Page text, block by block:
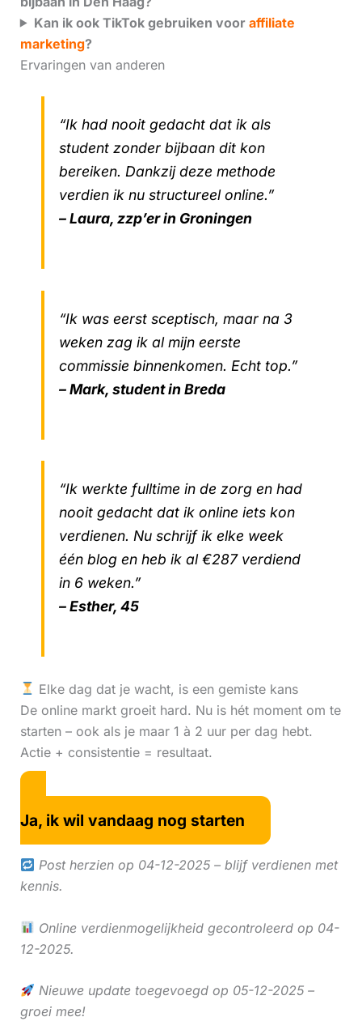
Kan ik ook TikTok gebruiken voor affiliate
marketing?
Ervaringen van anderen
“Ik had nooit gedacht dat ik als
student zonder bijbaan dit kon
bereiken. Dankzij deze methode
verdien ik nu structureel online.”
– Laura, zzp’er in Groningen
“Ik was eerst sceptisch, maar na 3
weken zag ik al mijn eerste
commissie binnenkomen. Echt top.”
– Mark, student in Breda
“Ik werkte fulltime in de zorg en had
nooit gedacht dat ik online iets kon
verdienen. Nu schrijf ik elke week
één blog en heb ik al €287 verdiend
in 6 weken.”
– Esther, 45
Elke dag dat je wacht, is een gemiste kans
De online markt groeit hard. Nu is hét moment om te
starten – ook als je maar 1 à 2 uur per dag hebt.
Actie + consistentie = resultaat.
Ja, ik wil vandaag nog starten
Post herzien op 04-12-2025 – blijf verdienen met
kennis.
Online verdienmogelijkheid gecontroleerd op 04-
12-2025.
Nieuwe update toegevoegd op 05-12-2025 –
groei mee!